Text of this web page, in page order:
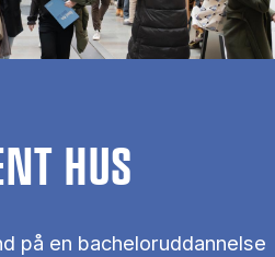
HUS
på en bacheloruddannelse